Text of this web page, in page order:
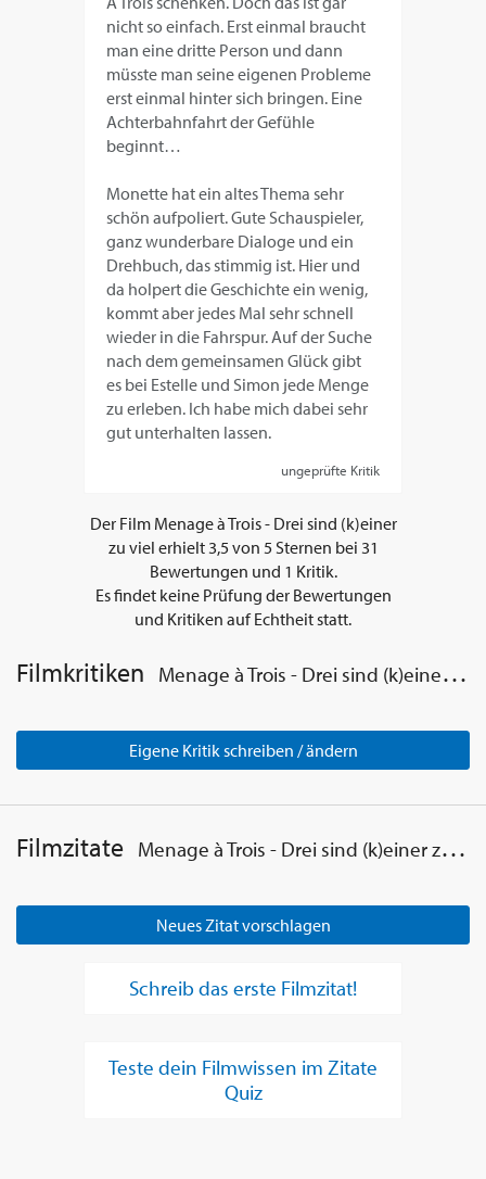
nicht so einfach. Erst einmal braucht
man eine dritte Person und dann
müsste man seine eigenen Probleme
erst einmal hinter sich bringen. Eine
Achterbahnfahrt der Gefühle
beginnt…
Monette hat ein altes Thema sehr
schön aufpoliert. Gute Schauspieler,
ganz wunderbare Dialoge und ein
Drehbuch, das stimmig ist. Hier und
da holpert die Geschichte ein wenig,
kommt aber jedes Mal sehr schnell
wieder in die Fahrspur. Auf der Suche
nach dem gemeinsamen Glück gibt
es bei Estelle und Simon jede Menge
zu erleben. Ich habe mich dabei sehr
gut unterhalten lassen.
ungeprüfte Kritik
Der Film Menage à Trois - Drei sind (k)einer
zu viel erhielt 3,5von 5Sternen bei 31
Bewertungen und 1 Kritik.
Es findet keine Prüfung der Bewertungen
und Kritiken auf Echtheit statt.
Filmkritiken Menage à Trois - Drei sind (k)einer zu viel
Eigene Kritik schreiben / ändern
Filmzitate Menage à Trois - Drei sind (k)einer zu viel
Neues Zitat vorschlagen
Schreib das erste Filmzitat!
Teste dein Filmwissen im Zitate
Quiz